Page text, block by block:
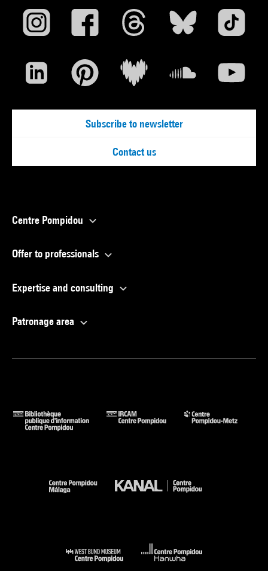
Subscribe to newsletter
Contact us
Centre Pompidou
Offer to professionals
Expertise and consulting
Patronage area